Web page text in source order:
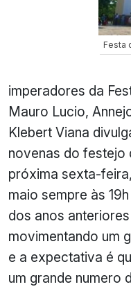
Festa
imperadores da
Mauro Lucio,
Klebert Viana
novenas do festejo
próxima sexta-
maio sempre às
dos anos
movimentando um
e a expectativa é
um grande numero